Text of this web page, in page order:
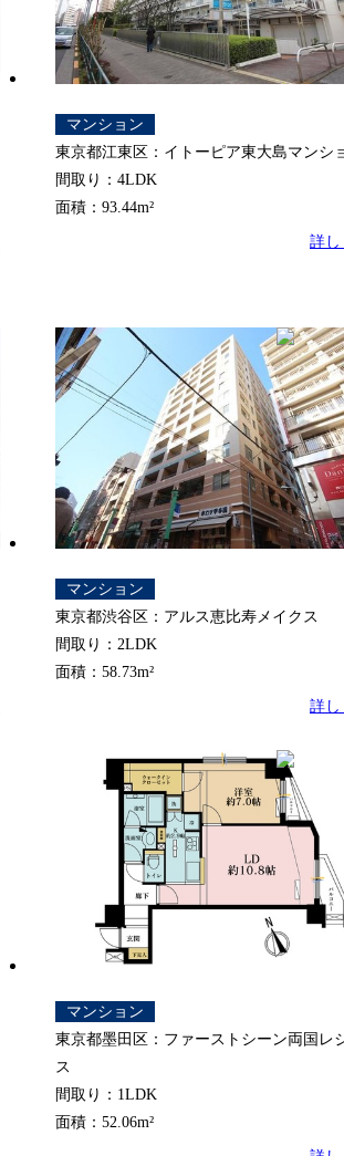
マンション
東京都江東区：イトーピア東大島マンシ
間取り：4LDK
面積：93.44m²
詳し
マンション
東京都渋谷区：アルス恵比寿メイクス
間取り：2LDK
面積：58.73m²
詳し
マンション
東京都墨田区：ファーストシーン両国レ
ス
間取り：1LDK
面積：52.06m²